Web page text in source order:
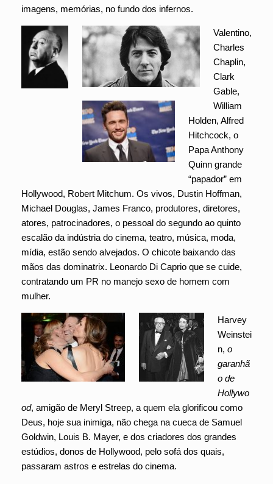
imagens, memórias, no fundo dos infernos.
Valentino,
Charles
Chaplin,
Clark
Gable,
William
Holden, Alfred
Hitchcock, o
Papa Anthony
Quinn grande
“papador” em
Hollywood, Robert Mitchum. Os vivos, Dustin Hoffman,
Michael Douglas, James Franco, produtores, diretores,
atores, patrocinadores, o pessoal do segundo ao quinto
escalão da indústria do cinema, teatro, música, moda,
mídia, estão sendo alvejados. O chicote baixando das
mãos das dominatrix. Leonardo Di Caprio que se cuide,
contratando um PR no manejo sexo de homem com
mulher.
Harvey
Weinstei
n, o
garanhã
o de
Hollywo
od, amigão de Meryl Streep, a quem ela glorificou como
Deus, hoje sua inimiga, não chega na cueca de Samuel
Goldwin, Louis B. Mayer, e dos criadores dos grandes
estúdios, donos de Hollywood, pelo sofá dos quais,
passaram astros e estrelas do cinema.